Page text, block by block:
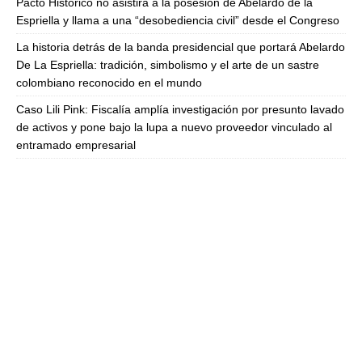
Espriella y llama a una “desobediencia civil” desde el Congreso
La historia detrás de la banda presidencial que portará Abelardo
De La Espriella: tradición, simbolismo y el arte de un sastre
colombiano reconocido en el mundo
Caso Lili Pink: Fiscalía amplía investigación por presunto lavado
de activos y pone bajo la lupa a nuevo proveedor vinculado al
entramado empresarial